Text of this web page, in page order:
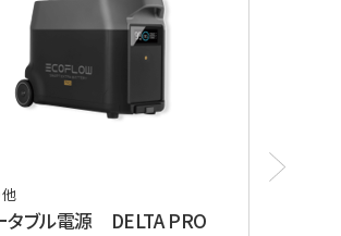
タブル電源 DELTA PRO